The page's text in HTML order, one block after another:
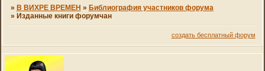
» В ВИХРЕ ВРЕМЕН » Библиография участников форума
» Изданные книги форумчан
создать бесплатный форум